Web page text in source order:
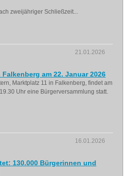
zweijähriger Schließzeit...
21.01.2026
am 22. Januar 2026
Marktplatz 11 in Falkenberg, findet am
Uhr eine Bürgerversammlung statt.
16.01.2026
130.000 Bürgerinnen und